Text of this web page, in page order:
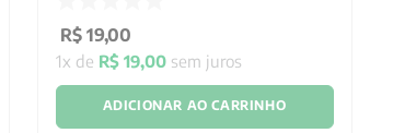
R$ 19,00
1x de R$ 19,00sem juros
ADICIONAR AO CARRINHO